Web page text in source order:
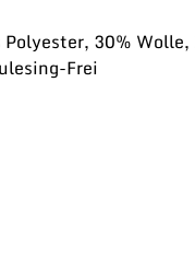
30% Wolle,
Frei